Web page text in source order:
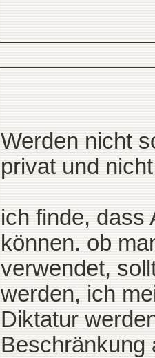
Werden nicht
privat und
ich finde, dass
können. ob
verwendet,
werden, ich
Diktatur
Beschränkung